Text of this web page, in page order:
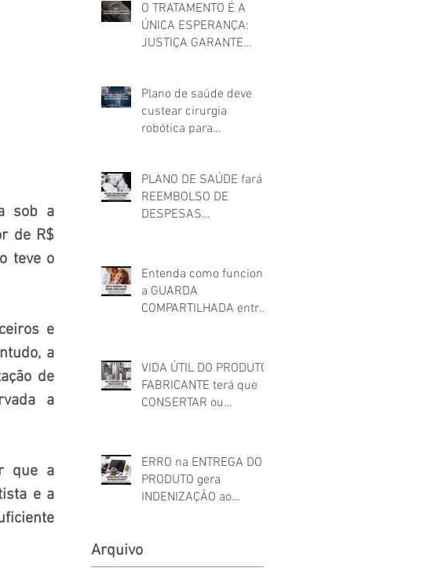
sob a
de R$
teve o
e
a
de
a
que a
e a
EM CIRURGIA
O TRATAMENTO É A
ÚNICA ESPERANÇA:
JUSTIÇA GARANTE
Plano de saúde deve
custear cirurgia
robótica para
PLANO DE SAÚDE fará
REEMBOLSO DE
DESPESAS
não credenciado!
Entenda como funciona
a GUARDA
COMPARTILHADA entre
conjugal
VIDA ÚTIL DO PRODUTO:
FABRICANTE terá que
CONSERTAR ou
DEFEITO FORA DO
PRAZO DE GARANTIA
ERRO na ENTREGA DO
PRODUTO gera
INDENIZAÇÃO ao
Arquivo